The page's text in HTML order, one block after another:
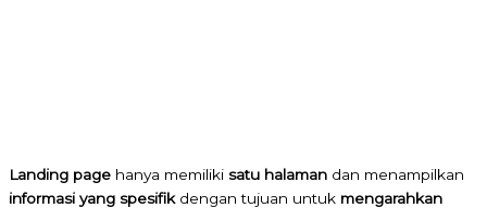
Landing page hanya memiliki satu halaman dan menampilkan
informasi yang spesifikdengan tujuan untuk mengarahkan